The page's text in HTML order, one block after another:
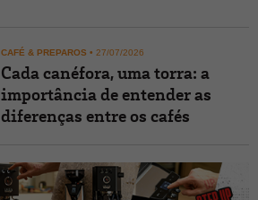
CAFÉ & PREPAROS • 27/07/2026
Cada canéfora, uma torra: a
importância de entender as
diferenças entre os cafés